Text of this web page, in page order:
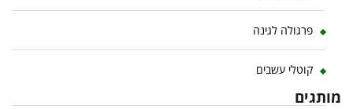
פרגולה לגינה
קוטלי עשבים
מותגים